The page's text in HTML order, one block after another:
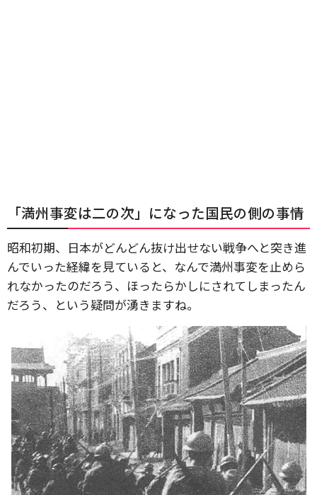
「満州事変は二の次」になった国民の側の事情
昭和初期、日本がどんどん抜け出せない戦争へと突き進
んでいった経緯を見ていると、なんで満州事変を止めら
れなかったのだろう、ほったらかしにされてしまったん
だろう、という疑問が湧きますね。